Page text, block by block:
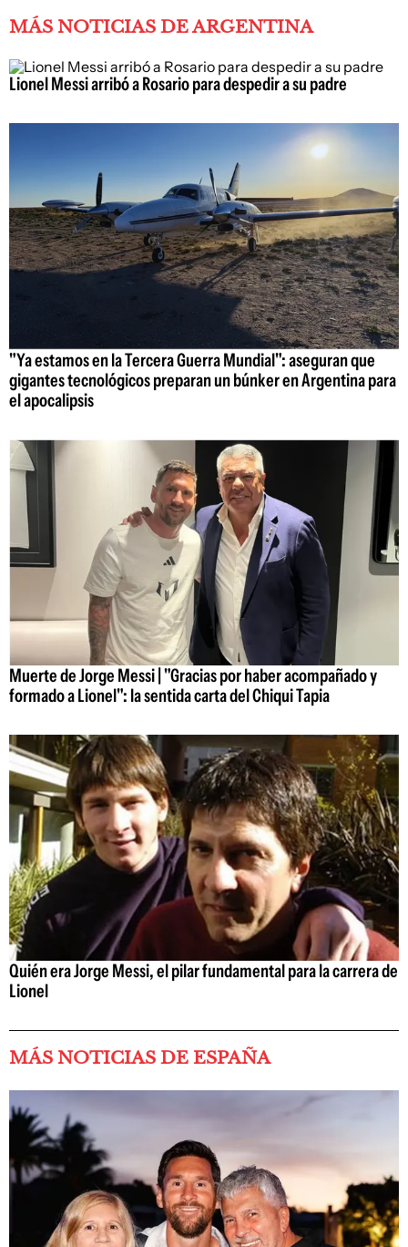
MÁS NOTICIAS DE ARGENTINA
Lionel Messi arribó a Rosario para despedir a su padre
"Ya estamos en la Tercera Guerra Mundial": aseguran que
gigantes tecnológicos preparan un búnker en Argentina para
el apocalipsis
Muerte de Jorge Messi | "Gracias por haber acompañado y
formado a Lionel": la sentida carta del Chiqui Tapia
Quién era Jorge Messi, el pilar fundamental para la carrera de
Lionel
MÁS NOTICIAS DE ESPAÑA